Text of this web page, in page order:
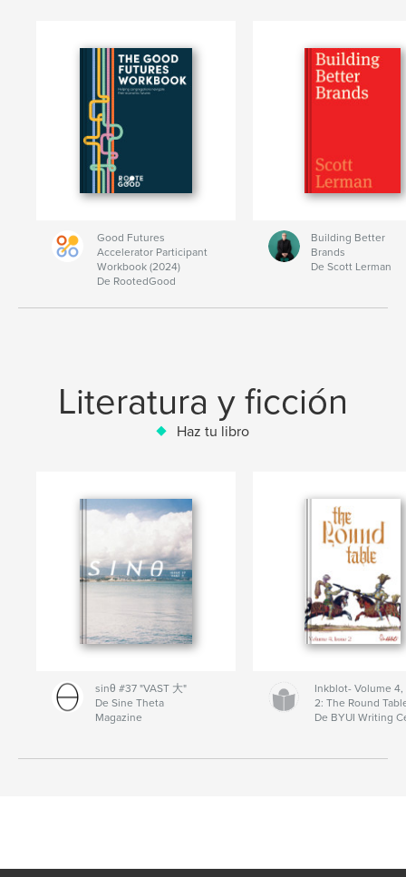
Good Futures
Accelerator Participant
Workbook (2024)
De RootedGood
Building Better
Brands
De Scott Lerman
Literatura y ficción
Haz tu libro
sinθ #37 "VAST 大"
De Sine Theta
Magazine
Inkblot- Volume 4,
2: The Round
De BYUI Writing